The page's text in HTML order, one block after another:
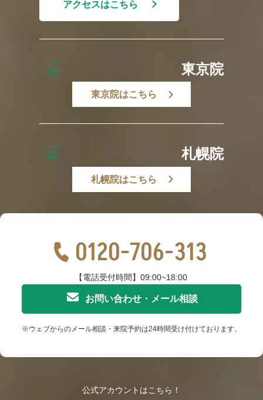
アクセスはこちら
東京院
東京院はこちら
札幌院
札幌院はこちら
0120-706-313
【電話受付時間】09:00~18:00
お問い合わせ・メール相談
※ウェブからのメール相談・来院予約は24時間受け付けております。
公式アカウントはこちら！